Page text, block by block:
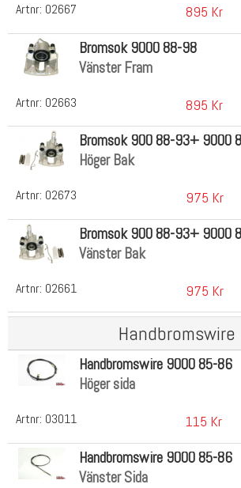
Artnr: 02667 895 Kr
Artnr: 02663
Bromsok 9000 88-98
Vänster Fram
895 Kr
Artnr: 02673
Bromsok 900 88-93+ 9000
Höger Bak
975 Kr
Artnr: 02661
Bromsok 900 88-93+ 9000
Vänster Bak
975 Kr
Handbromswire
Artnr: 03011
Handbromswire 9000 85-86
Höger sida
115 Kr
Handbromswire 9000 85-86
Vänster Sida